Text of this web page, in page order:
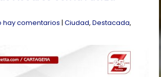
hay comentarios |Ciudad,Destacada,